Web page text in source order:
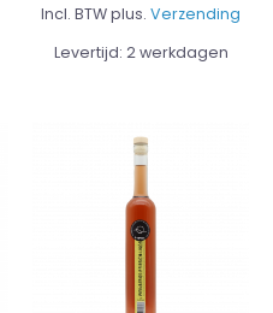
Incl. BTW plus. Verzending
Levertijd: 2 werkdagen